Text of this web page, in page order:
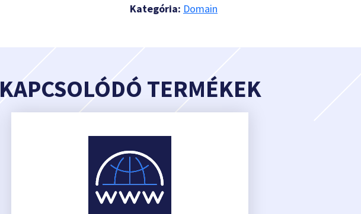
Kategória: Domain
KAPCSOLÓDÓ TERMÉKEK